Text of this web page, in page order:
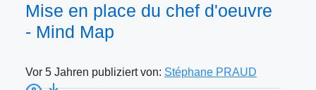
Mise en place du chef d'oeuvre
- Mind Map
Vor 5 Jahren publiziert von: Stéphane PRAUD